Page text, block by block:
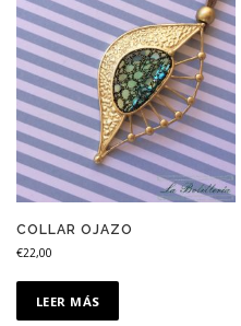
COLLAR OJAZO
€22,00
LEER MÁS